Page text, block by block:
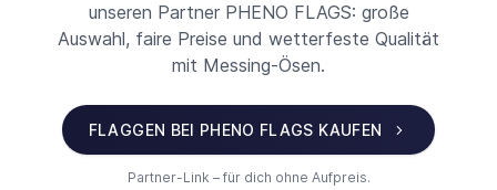
unseren Partner PHENO FLAGS: große
Auswahl, faire Preise und wetterfeste Qualität
mit Messing-Ösen.
FLAGGEN BEI PHENO FLAGS KAUFEN
Partner-Link – für dich ohne Aufpreis.